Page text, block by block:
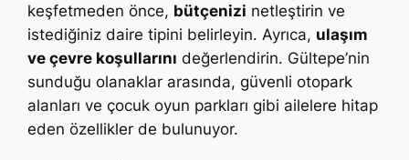
keşfetmeden önce, bütçenizi netleştirin ve
istediğiniz daire tipini belirleyin. Ayrıca, ulaşım
ve çevre koşullarını değerlendirin. Gültepe’nin
sunduğu olanaklar arasında, güvenli otopark
alanları ve çocuk oyun parkları gibi ailelere hitap
eden özellikler de bulunuyor.